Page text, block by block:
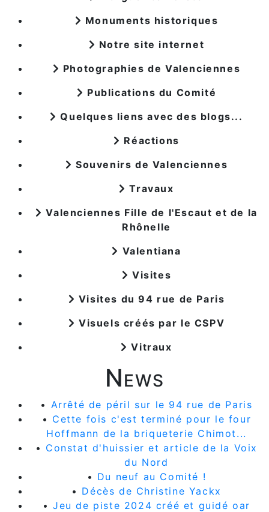
Monuments historiques
Notre site internet
Photographies de Valenciennes
Publications du Comité
Quelques liens avec des blogs...
Réactions
Souvenirs de Valenciennes
Travaux
Valenciennes Fille de l'Escaut et de la
Rhônelle
Valentiana
Visites
Visites du 94 rue de Paris
Visuels créés par le CSPV
Vitraux
News
• Arrêté de péril sur le 94 rue de Paris
• Cette fois c'est terminé pour le four
Hoffmann de la briqueterie Chimot...
• Constat d'huissier et article de la Voix
du Nord
• Du neuf au Comité !
• Décès de Christine Yackx
•Jeu de piste 2024 créé et guidé oar